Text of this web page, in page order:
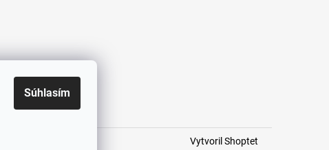
Súhlasím
Vytvoril Shoptet